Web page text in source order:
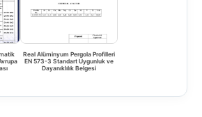
Real Alüminyum Pergola Profilleri
EN 573-3 Standart Uygunluk ve
Dayanıklılık Belgesi